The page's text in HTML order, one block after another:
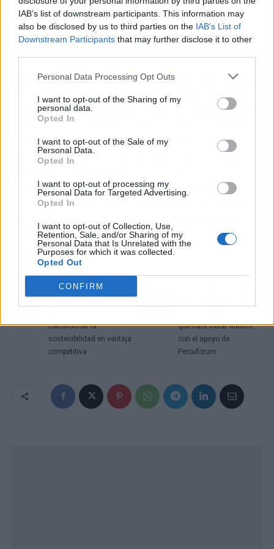
IAB’s list of downstream participants. This information may
also be disclosed by us to third parties on the IAB’s List of
Downstream Participants that may further disclose it to other
Personal Data Processing Opt Outs
I want to opt-out of the Sharing of my
personal data.
Opted In
I want to opt-out of the Sale of my
Personal Data.
Opted In
I want to opt-out of processing my
Personal Data for Targeted Advertising.
Opted In
I want to opt-out of Collection, Use,
Retention, Sale, and/or Sharing of my
Personal Data that Is Unrelated with the
Purposes for which it was collected.
Opted Out
CONFIRM
como un hub creativo del arte corporal.
Sobre BLINK Tattoo Studio
BLINK Tattoo Studioes un destino con sede en
Tesalónica especializado en tatuajes, piercings
y formación profesional. Fundado por
Christos
Tsintsaris , combina estética contemporánea
con rigurosos estándares de calidad y un
enfoque educativo que prepara a la próxima
seminarios y colaboraciones internacionales,
BLINK contribuye activamente a la proyección
corporal.
Artículo anterior
El sector alimentario
transformar la
sostenibilidad en ventaja
competitiva
que hará vibrar Madrid
con el apoyo de
Percuforum